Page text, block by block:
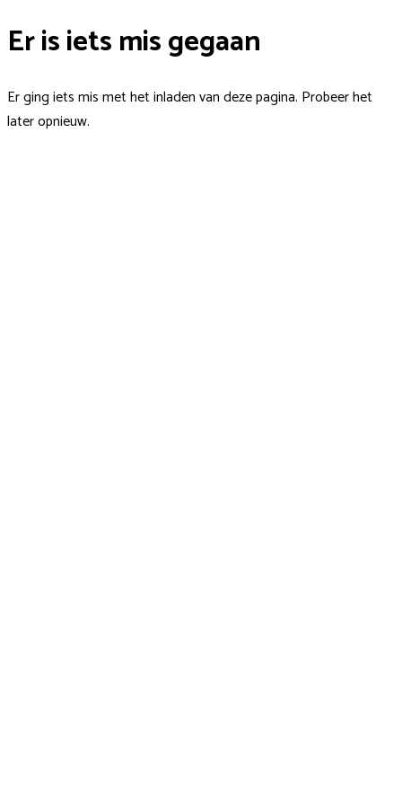
Er is iets mis gegaan
Er ging iets mis met het inladen van deze pagina. Probeer het
later opnieuw.